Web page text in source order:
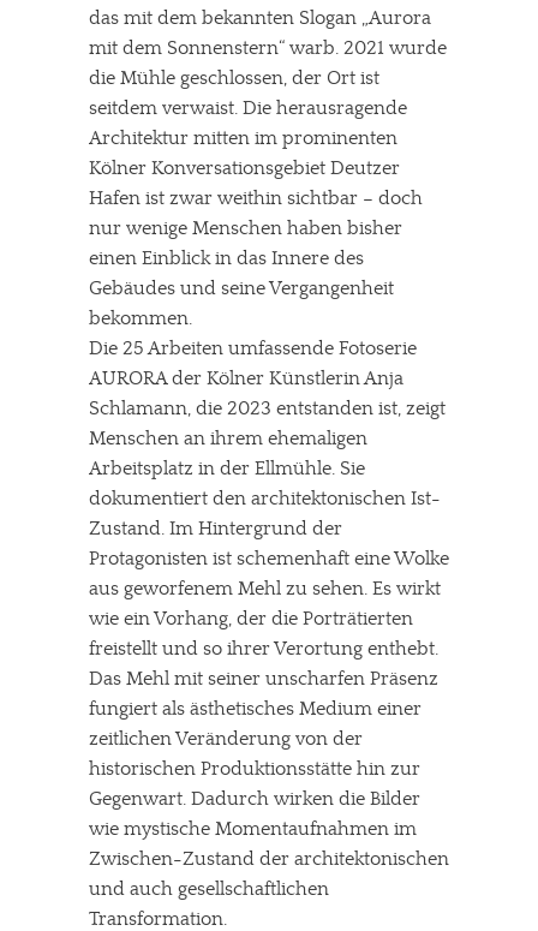
das mit dem bekannten Slogan „Aurora
mit dem Sonnenstern“ warb. 2021 wurde
die Mühle geschlossen, der Ort ist
seitdem verwaist. Die herausragende
Architektur mitten im prominenten
Kölner Konversationsgebiet Deutzer
Hafen ist zwar weithin sichtbar – doch
nur wenige Menschen haben bisher
einen Einblick in das Innere des
Gebäudes und seine Vergangenheit
bekommen.
Die 25 Arbeiten umfassende Fotoserie
AURORA der Kölner Künstlerin Anja
Schlamann, die 2023 entstanden ist, zeigt
Menschen an ihrem ehemaligen
Arbeitsplatz in der Ellmühle. Sie
dokumentiert den architektonischen Ist-
Zustand. Im Hintergrund der
Protagonisten ist schemenhaft eine Wolke
aus geworfenem Mehl zu sehen. Es wirkt
wie ein Vorhang, der die Porträtierten
freistellt und so ihrer Verortung enthebt.
Das Mehl mit seiner unscharfen Präsenz
fungiert als ästhetisches Medium einer
zeitlichen Veränderung von der
historischen Produktionsstätte hin zur
Gegenwart. Dadurch wirken die Bilder
wie mystische Momentaufnahmen im
Zwischen-Zustand der architektonischen
und auch gesellschaftlichen
Transformation.